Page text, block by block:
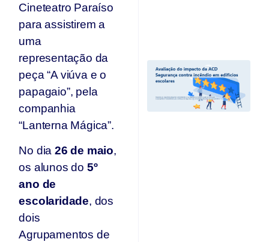
Cineteatro Paraíso
para assistirem a
uma
representação da
peça “A viúva e o
papagaio”, pela
companhia
“Lanterna Mágica”.
No dia 26 de maio,
os alunos do 5º
ano de
escolaridade, dos
dois
Agrupamentos de